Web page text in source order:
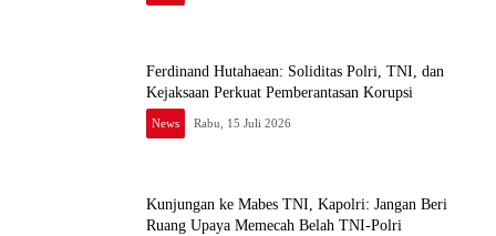
Ferdinand Hutahaean: Soliditas Polri, TNI, dan
Kejaksaan Perkuat Pemberantasan Korupsi
News Rabu, 15 Juli 2026
Kunjungan ke Mabes TNI, Kapolri: Jangan Beri
Ruang Upaya Memecah Belah TNI-Polri